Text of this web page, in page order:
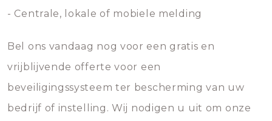
- Centrale, lokale of mobiele melding
Bel ons vandaag nog voor een gratis en
vrijblijvende offerte voor een
beveiligingssysteem ter bescherming van uw
bedrijf of instelling. Wij nodigen u uit om onze